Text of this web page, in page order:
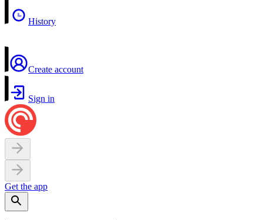
History
Create account
Sign in
Get the app